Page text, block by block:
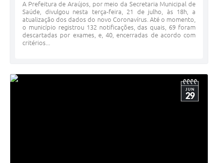
A Prefeitura de Araújos, por meio da Secretaria Municipal de
Saúde, divulgou nesta terça-feira, 21 de julho, às 18h, a
atualização dos dados do novo Coronavírus. Até o momento,
o município registrou 132 notificações, das quais, 69 foram
descartadas por exames, e, 40, encerradas de acordo com
critérios...
JUN
29